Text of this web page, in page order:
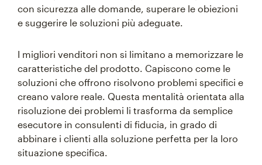
con sicurezza alle domande, superare le obiezioni
e suggerire le soluzioni più adeguate.
I migliori venditori non si limitano a memorizzare le
caratteristiche del prodotto. Capiscono come le
soluzioni che offrono risolvono problemi specifici e
creano valore reale. Questa mentalità orientata alla
risoluzione dei problemi li trasforma da semplice
esecutore in consulenti di fiducia, in grado di
abbinare i clienti alla soluzione perfetta per la loro
situazione specifica.